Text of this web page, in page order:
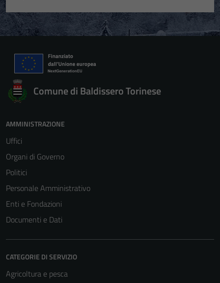
Comune di Baldissero Torinese
AMMINISTRAZIONE
Uffici
Organi di Governo
Politici
Personale Amministrativo
Enti e Fondazioni
Documenti e Dati
CATEGORIE DI SERVIZIO
Agricoltura e pesca